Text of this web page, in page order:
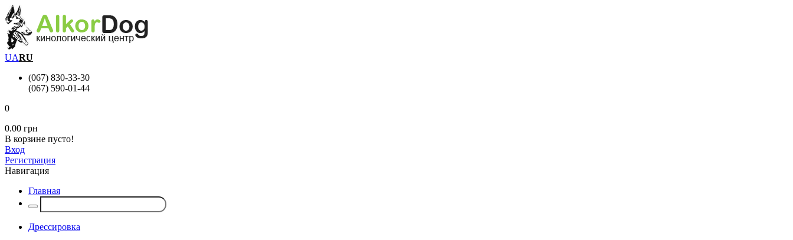
UARU
(067) 830-33-30
(067) 590-01-44
0
0.00 грн
В корзине пусто!
Вход
Регистрация
Навигация
Главная
Дрессировка